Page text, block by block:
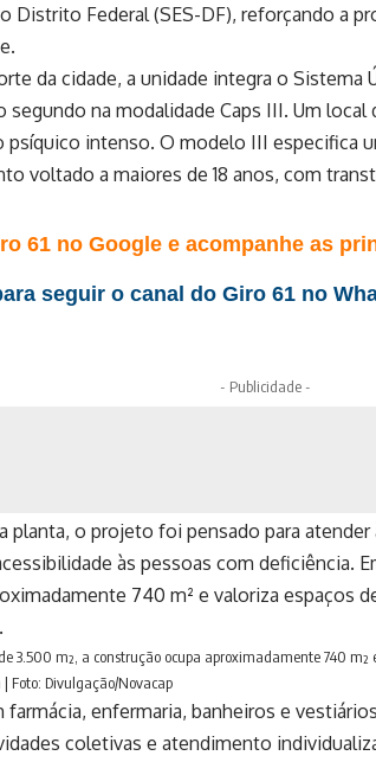
Distrito Federal (SES-DF), reforçando a
da cidade, a unidade integra o Sistema
na modalidade Caps III. Um
intenso. O modelo III especifica
voltado a maiores de 18 anos, com
61 no Google e acompanhe as
seguir o canal do Giro 61 no
- Publicidade -
planta, o projeto foi pensado para atender
às pessoas com deficiência.
740 m² e valoriza espaços
3.500 m², a construção ocupa aproximadamente 740
Foto: Divulgação/Novacap
enfermaria, banheiros e
coletivas e atendimento